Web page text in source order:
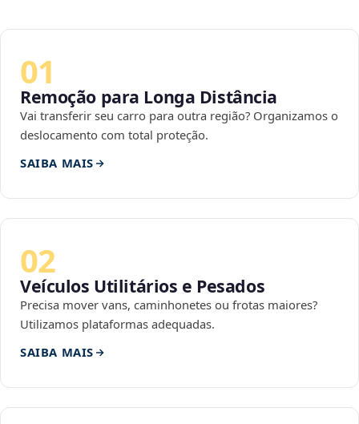
01
Remoção para Longa Distância
Vai transferir seu carro para outra região? Organizamos o
deslocamento com total proteção.
SAIBA MAIS
02
Veículos Utilitários e Pesados
Precisa mover vans, caminhonetes ou frotas maiores?
Utilizamos plataformas adequadas.
SAIBA MAIS